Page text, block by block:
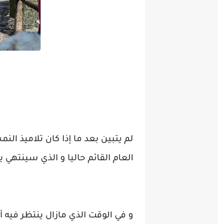
العام القائم حاليا و الذي سينتهي يوم
و في الوقت الذي مازال ينتظر فيه